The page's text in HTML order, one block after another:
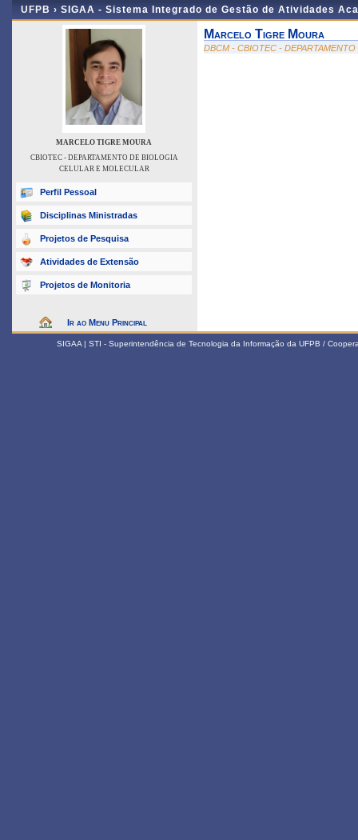
UFPB › SIGAA - Sistema Integrado de Gestão de Atividades
MARCELO TIGRE MOURA
CBIOTEC - DEPARTAMENTO DE BIOLOGIA
CELULAR E MOLECULAR
Perfil Pessoal
Disciplinas Ministradas
Projetos de Pesquisa
Atividades de Extensão
Projetos de Monitoria
Ir ao Menu Principal
Marcelo Tigre Moura
DBCM - CBIOTEC -
SIGAA | STI - Superintendência de Tecnologia da Informação da UFPB /